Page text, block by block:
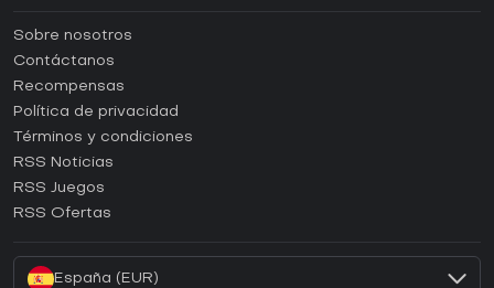
Guías y tutoriales
¿Cómo activar una CD Key de Steam?
¿Cómo activar una CD Key de Epic Games?
¿Cómo activar una CD Key de GOG?
¿Cómo activar una CD Key de Ubisoft Connect?
Sobre nosotros
Contáctanos
Recompensas
Política de privacidad
Términos y condiciones
RSS Noticias
RSS Juegos
RSS Ofertas
España (EUR)